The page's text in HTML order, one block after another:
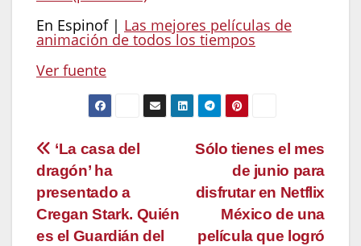
En Espinof | Las mejores películas de
animación de todos los tiempos
Ver fuente
Navegación
de
entradas
Sólo tienes el mes
de junio para
disfrutar en Netflix
México de una
película que logró
‘La casa del
dragón’ ha
presentado a
Cregan Stark. Quién
es el Guardián del